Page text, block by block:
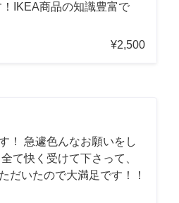
！IKEA商品の知識豊富で
¥2,500
！ 急遽色んなお願いをし
て快く受けて下さって、
だいたので大満足です！！